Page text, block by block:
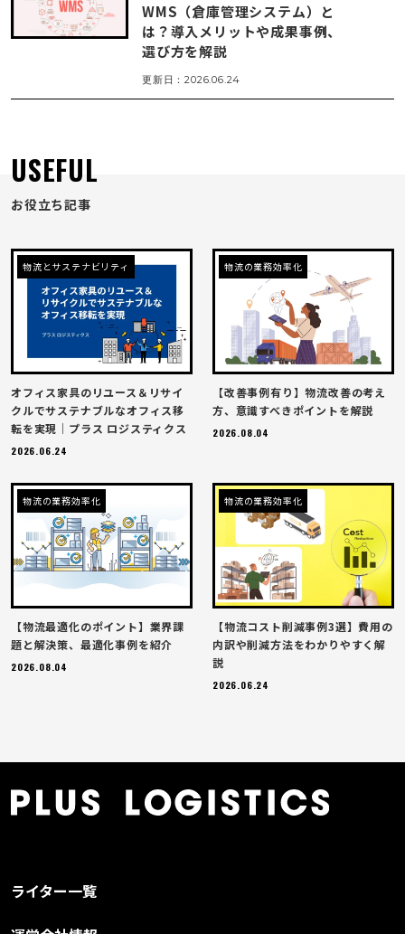
WMS（倉庫管理システム）と
は？導入メリットや成果事例、
選び方を解説
更新日：2026.06.24
USEFUL
お役立ち記事
物流とサステナビリティ
オフィス家具のリユース＆リサイ
クルでサステナブルなオフィス移
転を実現｜プラス ロジスティクス
2026.06.24
物流の業務効率化
【改善事例有り】物流改善の考え
方、意識すべきポイントを解説
2026.08.04
物流の業務効率化
【物流最適化のポイント】業界課
題と解決策、最適化事例を紹介
2026.08.04
物流の業務効率化
【物流コスト削減事例3選】費用の
内訳や削減方法をわかりやすく解
説
2026.06.24
ライター一覧